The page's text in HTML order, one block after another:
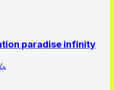
paradise infinity